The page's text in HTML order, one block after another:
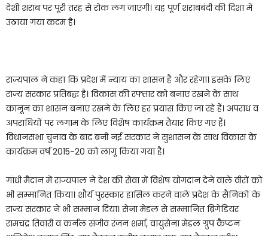
देशी शराब पर पूरी तरह से रोक लग जाएगी। यह पूर्ण शराबबंदी की दिशा में
उठाया गया कदम है।
राज्यपाल ने कहा कि प्रदेश में न्याय का शासन है और रहेगा। इसके लिए
राज्य सरकार प्रतिबद्ध है। विकास की रफ्तार को बनाए रखने के साथ
कानून का शासन बनाए रखने के लिए हर प्रयास किए जा रहे हैं। अपराध व
अपराधियों पर लगाम के लिए विशेष कार्यक्रम तैयार किए गए हैं।
विधानसभा चुनाव के बाद बनी नई सरकार ने सुशासन के साथ विकास के
कार्यक्रम वर्ष 2015-20 को लागू किया गया है।
गांधी मैदान में राज्यपाल ने देश की सेवा में विशेष योगदान देने वाले वीरों को
भी सम्मानित किया। शौर्य पुरस्कार हासिल करने वाले प्रदेश के सैनिकों के
राज्य सरकार ने भी सम्मान दिया। सेना मेडल से सम्मानित ब्रिगेडियर
रामचंद्र तिवारी व कर्नल संजीव रंजन शर्मा, वायुसेना मेडल ग्रुप कैप्टन